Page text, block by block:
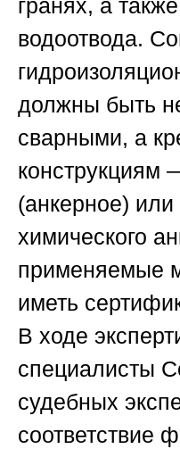
гранях, а
водоотвода.
должны быть
сварными, а
конструкциям
(анкерное)
химического
применяемые
иметь
В ходе
специалисты
судебных
соответствие